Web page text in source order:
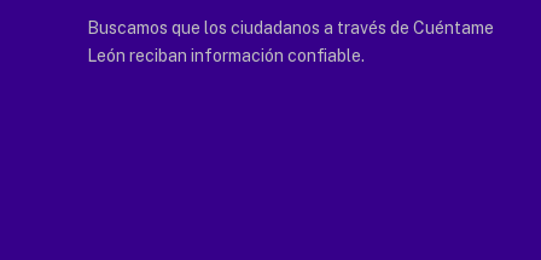
Buscamos que los ciudadanos a través de Cuéntame
León reciban información confiable.